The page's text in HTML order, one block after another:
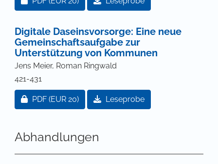
Digitale Daseinsvorsorge: Eine neue
Gemeinschaftsaufgabe zur
Unterstützung von Kommunen
Jens Meier, Roman Ringwald
421-431
Zugang für Abonnent/innen oder durch Zahlung
PDF (EUR 20) Leseprobe
Abhandlungen